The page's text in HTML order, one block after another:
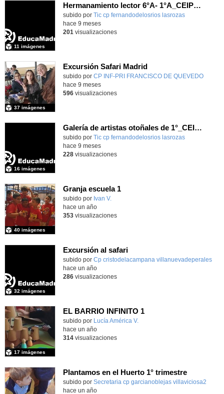
Hermanamiento lector 6°A- 1°A_CEIP FDLR_Las Rozas
Contenido educativo.
subido por Tic cp fernandodelosrios lasrozas
11 imágenes
-
hace 9 meses
201 visualizaciones
Excursión Safari Madrid
subido por CP INF-PRI FRANCISCO DE QUEVEDO
37 imágenes
-
hace 9 meses
596visualizaciones
Galería de artistas otoñales de 1°_CEIP FDLR_Las Rozas
Contenido educativo.
subido por Tic cp fernandodelosrios lasrozas
16 imágenes
-
hace 9 meses
228visualizaciones
Granja escuela 1
Contenido educativo.
subido por Ivan V.
40 imágenes
hace un año
353visualizaciones
Excursión al safari
subido por Cp cristodelacampana villanuevadeperales
32 imágenes
-
hace un año
286visualizaciones
EL BARRIO INFINITO 1
Contenido educativo.
subido por Lucía América V.
17 imágenes
hace un año
314visualizaciones
Plantamos en el Huerto 1° trimestre
Contenido educativo.
subido por Secretaria cp garcianoblejas villaviciosa2
hace un año